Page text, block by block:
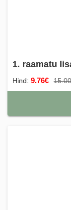
1. raamatu
Hind: 9.76€